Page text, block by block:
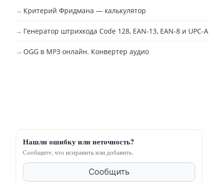
Критерий Фридмана — калькулятор
Генератор штрихкода Code 128, EAN-13, EAN-8 и UPC-A
OGG в MP3 онлайн. Конвертер аудио
Нашли ошибку или неточность?
Сообщите, что исправить или добавить.
Сообщить